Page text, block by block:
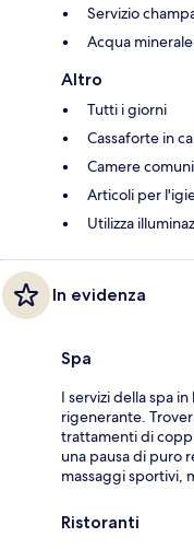
Servizio
Acqua
Altro
Tutti i giorni
Cassaforte in
Camere
Articoli per
Utilizza
In evidenza
Spa
I servizi della spa
rigenerante.
trattamenti di
una pausa di puro
massaggi sportivi,
Ristoranti